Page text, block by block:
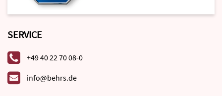
SERVICE
+49 40 22 70 08-0
info@behrs.de